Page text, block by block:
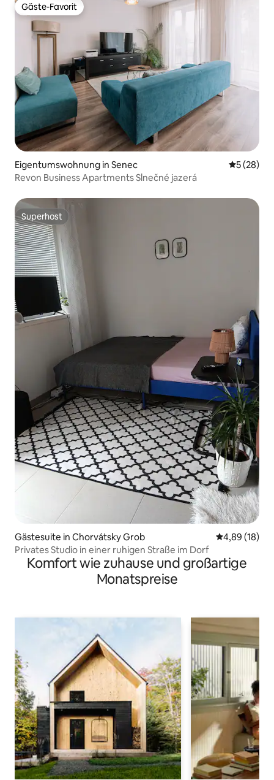
Gäste-Favorit
Gäste-Favorit
Eigentumswohnung in Senec
5 (28)
Revon Business Apartments Slnečné jazerá
Superhost
Superhost
Gästesuite in Chorvátsky Grob
4,89 (18)
Privates Studio in einer ruhigen Straße im Dorf
Komfort wie zuhause und großartige
Monatspreise